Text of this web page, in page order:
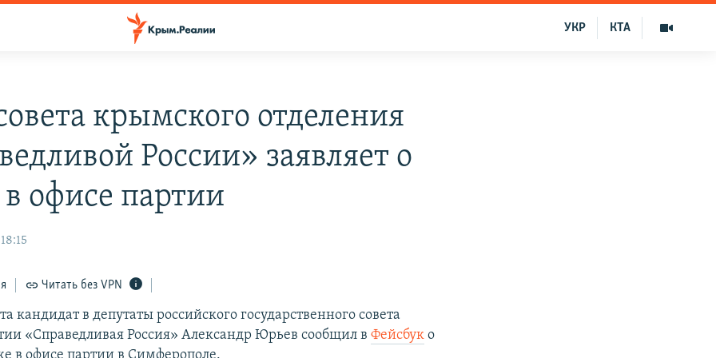
КТА
УКР
крымского отделения
России» заявляет о
офисе партии
Читать без VPN
кандидат в депутаты российского государственного совета
«Справедливая Россия» Александр Юрьев сообщил вФейсбук о